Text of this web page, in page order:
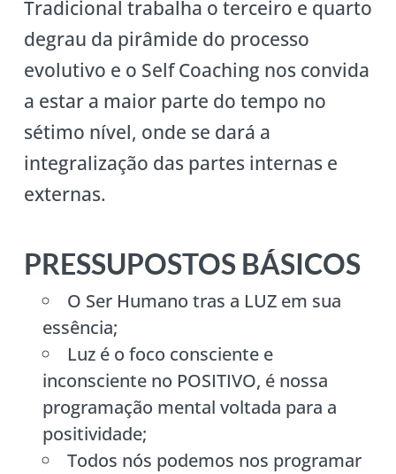
Tradicional trabalha o terceiro e quarto
degrau da pirâmide do processo
evolutivo e o Self Coaching nos convida
a estar a maior parte do tempo no
sétimo nível, onde se dará a
integralização das partes internas e
externas.
PRESSUPOSTOS BÁSICOS
O Ser Humano tras a LUZ em sua
essência;
Luz é o foco consciente e
inconsciente no POSITIVO, é nossa
programação mental voltada para a
positividade;
Todos nós podemos nos programar